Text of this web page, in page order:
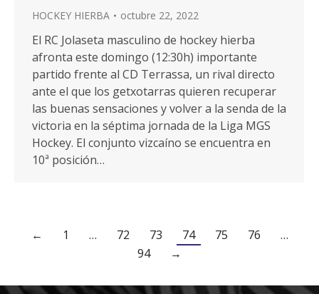
HOCKEY HIERBA octubre 22, 2022
El RC Jolaseta masculino de hockey hierba
afronta este domingo (12:30h) importante
partido frente al CD Terrassa, un rival directo
ante el que los getxotarras quieren recuperar
las buenas sensaciones y volver a la senda de la
victoria en la séptima jornada de la Liga MGS
Hockey. El conjunto vizcaíno se encuentra en
10ª posición…
← 1 … 72 73 74 75 76
…
94
→